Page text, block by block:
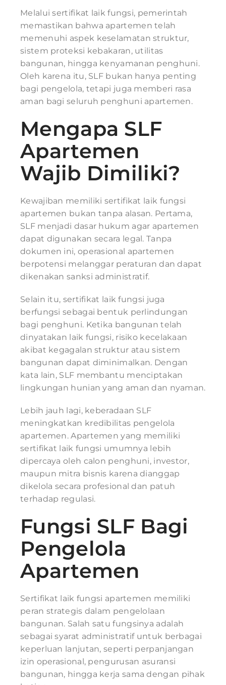
Melalui sertifikat laik fungsi, pemerintah
memastikan bahwa apartemen telah
memenuhi aspek keselamatan struktur,
sistem proteksi kebakaran, utilitas
bangunan, hingga kenyamanan penghuni.
Oleh karena itu, SLF bukan hanya penting
bagi pengelola, tetapi juga memberi rasa
aman bagi seluruh penghuni apartemen.
Mengapa SLF
Apartemen
Wajib Dimiliki?
Kewajiban memiliki sertifikat laik fungsi
apartemen bukan tanpa alasan. Pertama,
SLF menjadi dasar hukum agar apartemen
dapat digunakan secara legal. Tanpa
dokumen ini, operasional apartemen
berpotensi melanggar peraturan dan dapat
dikenakan sanksi administratif.
Selain itu, sertifikat laik fungsi juga
berfungsi sebagai bentuk perlindungan
bagi penghuni. Ketika bangunan telah
dinyatakan laik fungsi, risiko kecelakaan
akibat kegagalan struktur atau sistem
bangunan dapat diminimalkan. Dengan
kata lain, SLF membantu menciptakan
lingkungan hunian yang aman dan nyaman.
Lebih jauh lagi, keberadaan SLF
meningkatkan kredibilitas pengelola
apartemen. Apartemen yang memiliki
sertifikat laik fungsi umumnya lebih
dipercaya oleh calon penghuni, investor,
maupun mitra bisnis karena dianggap
dikelola secara profesional dan patuh
terhadap regulasi.
Fungsi SLF Bagi
Pengelola
Apartemen
Sertifikat laik fungsi apartemen memiliki
peran strategis dalam pengelolaan
bangunan. Salah satu fungsinya adalah
sebagai syarat administratif untuk berbagai
keperluan lanjutan, seperti perpanjangan
izin operasional, pengurusan asuransi
bangunan, hingga kerja sama dengan pihak